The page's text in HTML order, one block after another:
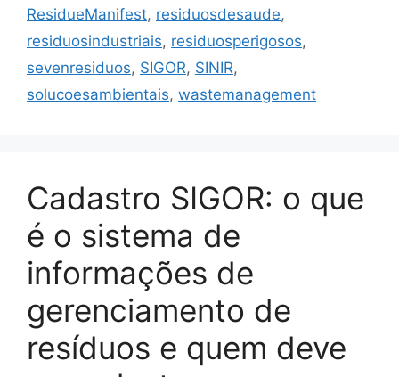
ResidueManifest, residuosdesaude,
residuosindustriais, residuosperigosos,
sevenresiduos, SIGOR, SINIR,
solucoesambientais, wastemanagement
Cadastro SIGOR: o que
é o sistema de
informações de
gerenciamento de
resíduos e quem deve